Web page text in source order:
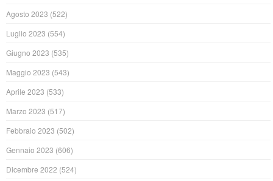
Agosto 2023 (522)
Luglio 2023 (554)
Giugno 2023 (535)
Maggio 2023 (543)
Aprile 2023 (533)
Marzo 2023 (517)
Febbraio 2023 (502)
Gennaio 2023 (606)
Dicembre 2022 (524)